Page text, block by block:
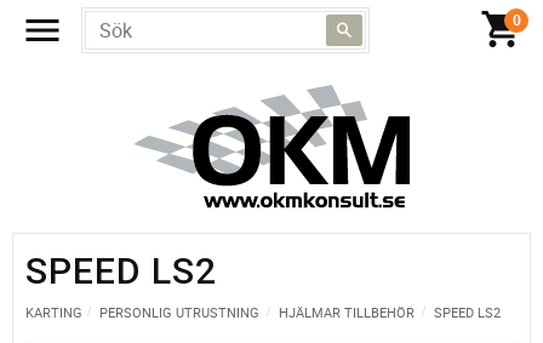
SPEED LS2
KARTING PERSONLIG UTRUSTNING HJÄLMAR TILLBEHÖR SPEED LS2